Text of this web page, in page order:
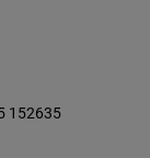
152635